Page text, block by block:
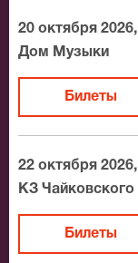
20 октября 2026,
Дом Музыки
Билеты
22 октября 2026,
КЗ Чайковского
Билеты